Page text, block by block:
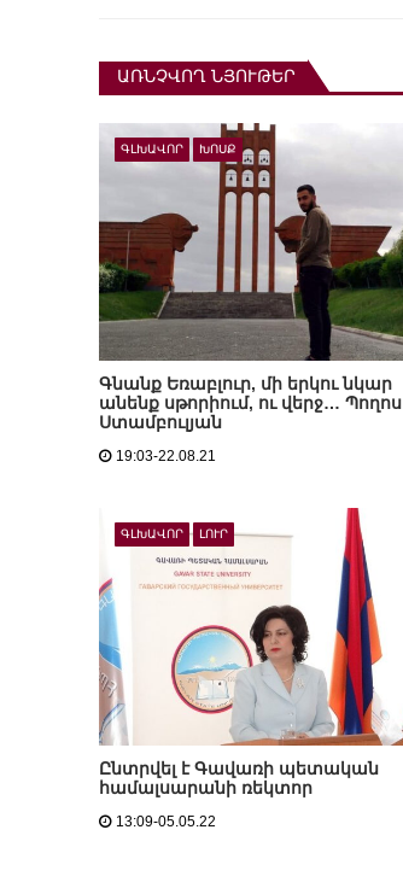
ԱՌՆՉՎՈՂ ՆՅՈՒԹԵՐ
ԳԼԽԱՎՈՐ ԽՈՍՔ
Գնանք Եռաբլուր, մի երկու նկար
անենք սթորիում, ու վերջ… Պողոս
Ստամբուլյան
19:03-22.08.21
ԳԼԽԱՎՈՐ ԼՈՒՐ
Ընտրվել է Գավառի պետական
համալսարանի ռեկտոր
13:09-05.05.22